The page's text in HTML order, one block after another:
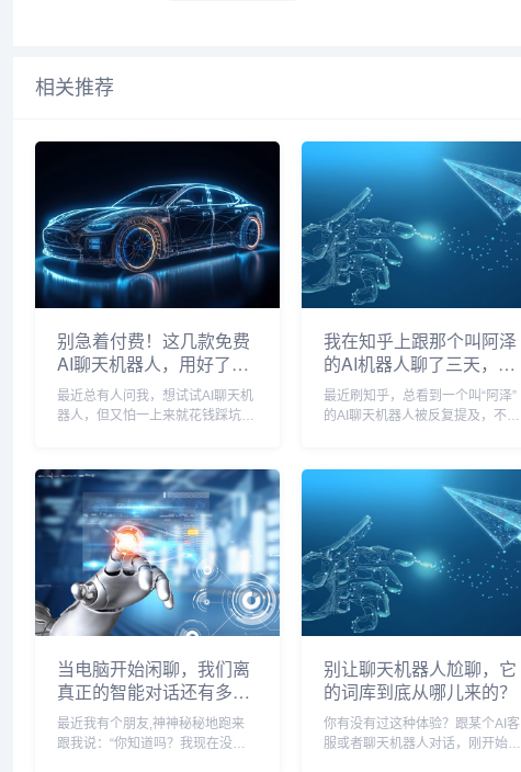
相关推荐
别急着付费！这几款免费
AI聊天机器人，用好了真
能帮你大忙
最近总有人问我，想试试AI聊天机
器人，但又怕一上来就花钱踩坑，
费的“午餐”不仅还有，而且味道相
当不错，用好它们，处理些日常的
琐碎工作、激发点...
我在知乎上跟那个叫阿泽
的AI机器人聊了三天，结
果有点意外…
最近刷知乎，总看到一个叫“阿泽”
的AI聊天机器人被反复提及，不是
论哲学，说实话，我一开始是有点
不屑的——市面上...
当电脑开始闲聊，我们离
真正的智能对话还有多
远？
最近我有个朋友,神神秘秘地跑来
跟我说：“你知道吗？我现在没事
别让聊天机器人尬聊，它
的词库到底从哪儿来的？
你有没有过这种体验？跟某个AI客
服或者聊天机器人对话，刚开始还